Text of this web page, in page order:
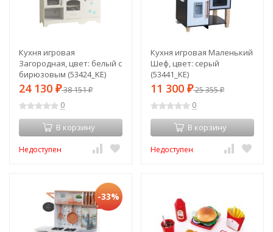
Кухня игровая
Загородная, цвет: белый с
бирюзовым (53424_KE)
24 130 ₽38 151₽
0
В корзину
Недоступен
Кухня игровая Маленький
Шеф, цвет: серый
(53441_KE)
11 300 ₽25 355₽
0
В корзину
Недоступен
-33%